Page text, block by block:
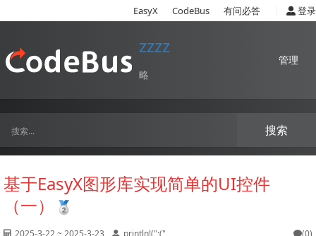
EasyX CodeBus 有问必答 登录
zzzz
略
管理
基于EasyX图形库实现简单的UI控件
（一）
2025-3-22 ~ 2025-3-23 println!(";(" (0)
搜索